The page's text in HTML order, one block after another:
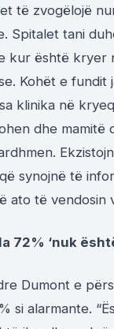
të zvogëlojë
Spitalet tani
kur është kryer
Kohët e fundit
klinika në
dhe mamitë
synojnë të
ato të vendosin
72% ‘nuk
Dumont e
si alarmante.